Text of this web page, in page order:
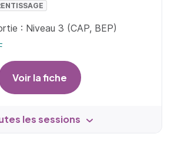
: Niveau 3 (CAP, BEP)
Voir la fiche
les sessions